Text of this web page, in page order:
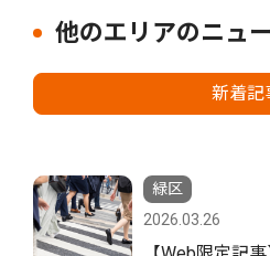
他のエリアのニュ
新着記
緑区
2026.03.26